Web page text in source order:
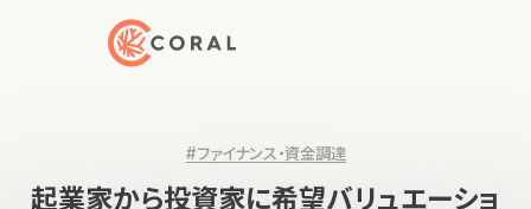
トップページへ戻る
#ファイナンス・資金調達
起業家から投資家に希望バリュエーショ